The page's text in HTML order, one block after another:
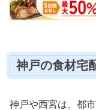
神戸の食材宅
神戸や西宮は、都